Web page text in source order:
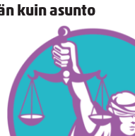
kuin asunto